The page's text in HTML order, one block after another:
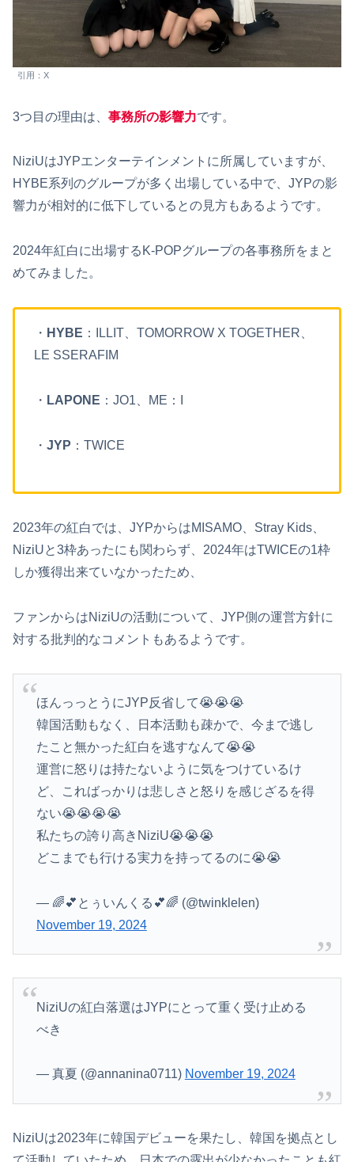
引用：X
3つ目の理由は、 事務所の影響力です。
NiziUはJYPエンターテインメントに所属していますが、
HYBE系列のグループが多く出場している中で、JYPの影
響力が相対的に低下しているとの見方もあるようです。
2024年紅白に出場するK-POPグループの各事務所をまと
めてみました。
・ HYBE ：ILLIT、TOMORROW X TOGETHER、
LE SSERAFIM
・ LAPONE ：JO1、ME：I
・ JYP ：TWICE
2023年の紅白では、JYPからはMISAMO、Stray Kids、
NiziUと3枠あったにも関わらず、2024年はTWICEの1枠
しか獲得出来ていなかったため、
ファンからはNiziUの活動について、JYP側の運営方針に
対する批判的なコメントもあるようです。
ほんっっとうにJYP反省して😭😭😭
韓国活動もなく、日本活動も疎かで、今まで逃し
たこと無かった紅白を逃すなんて😭😭
運営に怒りは持たないように気をつけているけ
ど、こればっかりは悲しさと怒りを感じざるを得
ない😭😭😭😭
私たちの誇り高きNiziU😭😭😭
どこまでも行ける実力を持ってるのに😭😭
— 🌈💕とぅいんくる💕🌈 (@twinklelen)
November 19, 2024
NiziUの紅白落選はJYPにとって重く受け止める
べき
— 真夏 (@annanina0711) November 19, 2024
NiziUは2023年に韓国デビューを果たし、韓国を拠点とし